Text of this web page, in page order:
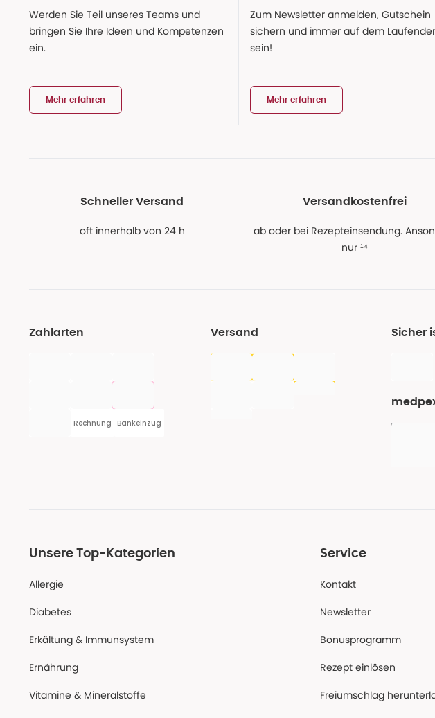
Werden Sie Teil unseres Teams und
bringen Sie Ihre Ideen und Kompetenzen
ein.
Mehr erfahren
Zum Newsletter anmelden, Gutschein
sichern und immer auf dem
sein!
Mehr erfahren
Schneller Versand
oft innerhalb von 24 h
Versandkostenfrei
ab oder bei Rezepteinsendung.
nur ¹⁴
Zahlarten
Rechnung Bankeinzug
Versand Sicher
Unsere Top-Kategorien
Allergie
Diabetes
Erkältung & Immunsystem
Ernährung
Vitamine & Mineralstoffe
Service
Kontakt
Newsletter
Bonusprogramm
Rezept einlösen
Freiumschlag